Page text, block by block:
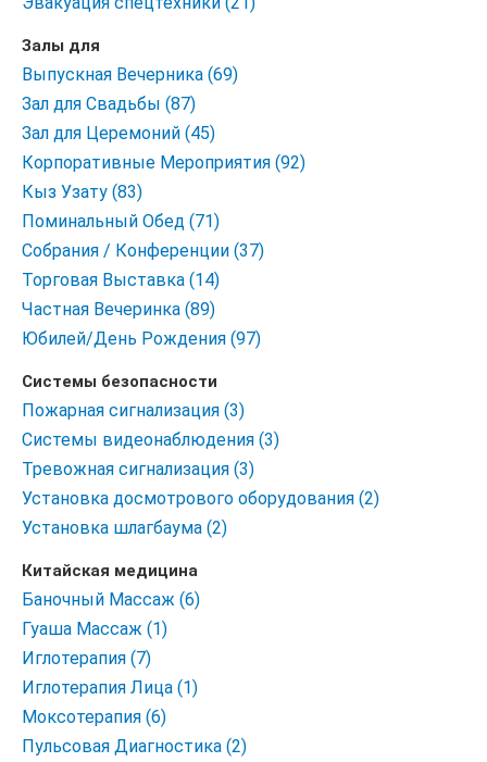
Залы для
Выпускная Вечерника (69)
Зал для Свадьбы (87)
Зал для Церемоний (45)
Корпоративные Мероприятия (92)
Кыз Узату (83)
Поминальный Обед (71)
Собрания / Конференции (37)
Торговая Выставка (14)
Частная Вечеринка (89)
Юбилей/День Рождения (97)
Системы безопасности
Пожарная сигнализация (3)
Системы видеонаблюдения (3)
Тревожная сигнализация (3)
Установка досмотрового оборудования (2)
Установка шлагбаума (2)
Китайская медицина
Баночный Массаж (6)
Гуаша Массаж (1)
Иглотерапия (7)
Иглотерапия Лица (1)
Моксотерапия (6)
Пульсовая Диагностика (2)